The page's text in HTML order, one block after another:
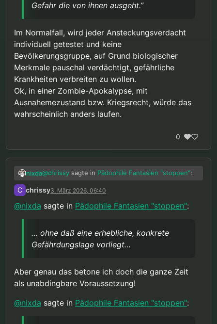
Gefahr die von ihnen ausgeht.”
Im Normalfall, wird jeder Ansteckungsverdacht
individuell getestet und keine
Bevölkerungsgruppe, auf Grund biologischer
Merkmale pauschal verdächtigt, gefährliche
Krankheiten verbreiten zu wollen.
Ok, in einer Zombie-Apokalypse, mit
Ausnahemezustand bzw. Kriegsrecht, würde das
wahrscheinlich anders laufen.
0
nixda@chrissy sagte in Pädophile Fantasien "stoppen":
95 Taten zu verhindern indem 5
eine erhebliche, konkrete Gefährdungslage
vorliegt. In einem Rechtsstaat, heiligt der Zweck
@chrissysagte inPädophile Fantasien "stoppen"
dann ist die Einsichts- und
Steuerungsfähigkeit in dieser Gruppe
offensichtlich eben nicht mehr gegeben
sondern eher die Ausnahme.”
Dann reden wir aber nicht mehr über Pädophilie,
sondern über schwere psychiatrische
C chrissy3. März 2026, 06:40
@nixda sagte in Pädophile Fantasien "stoppen":
… ohne daß eine erhebliche, konkrete
Gefährdungslage vorliegt…
Aber genau das betone ich doch die ganze Zeit
als unabdingbare Voraussetzung!
@nixda sagte in Pädophile Fantasien "stoppen":